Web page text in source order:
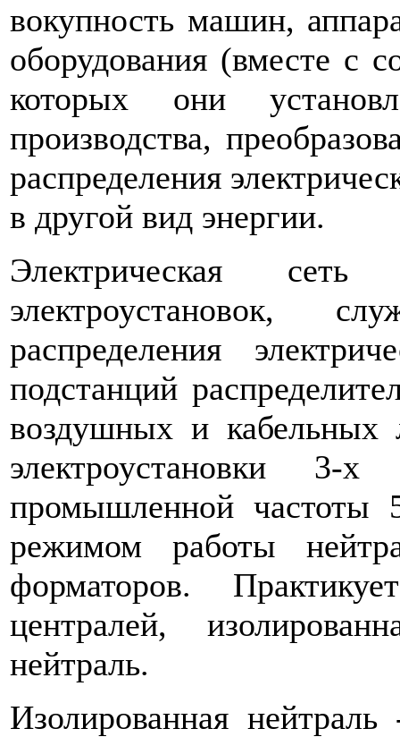
вокупность машин,
оборудования (вместе с
которых они
производства,
распределения
в другой вид энергии.
Электрическая сеть
электроустановок,
распределения
подстанций
воздушных и кабельных
электроустановки 3-
промышленной частоты
режимом работы
форматоров.
централей,
нейтраль.
Изолированная